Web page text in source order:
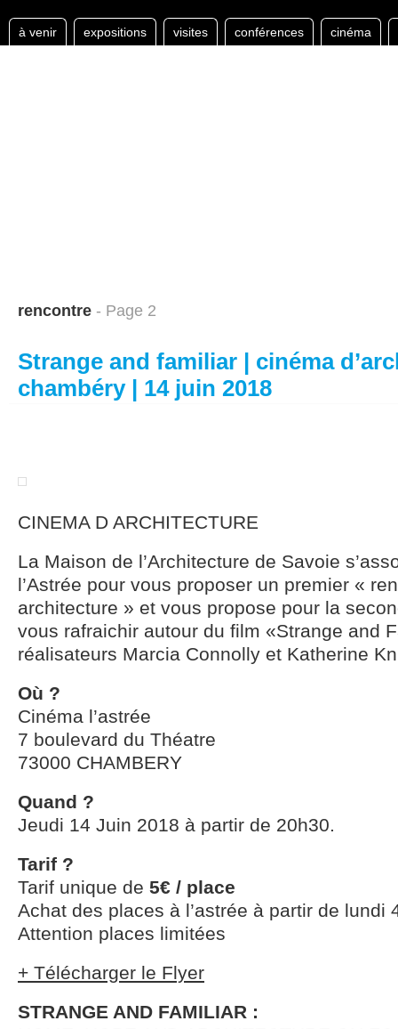
à venir expositions visites conférences cinéma
rencontre - Page 2
Strange and familiar | cinéma
chambéry | 14 juin 2018
CINEMA D ARCHITECTURE
La Maison de l’Architecture de Savoie
l’Astrée pour vous proposer un premier «
architecture » et vous propose pour la
vous rafraichir autour du film «Strange and
réalisateurs Marcia Connolly et Katherine
Où ?
Cinéma l’astrée
7 boulevard du Théatre
73000 CHAMBERY
Quand ?
Jeudi 14 Juin 2018 à partir de 20h30.
Tarif ?
Tarif unique de 5€ / place
Achat des places à l’astrée à partir de lundi
Attention places limitées
+ Télécharger le Flyer
STRANGE AND FAMILIAR :